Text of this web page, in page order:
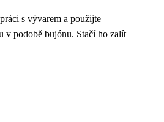
s vývarem a použijte
v podobě bujónu. Stačí ho zalít